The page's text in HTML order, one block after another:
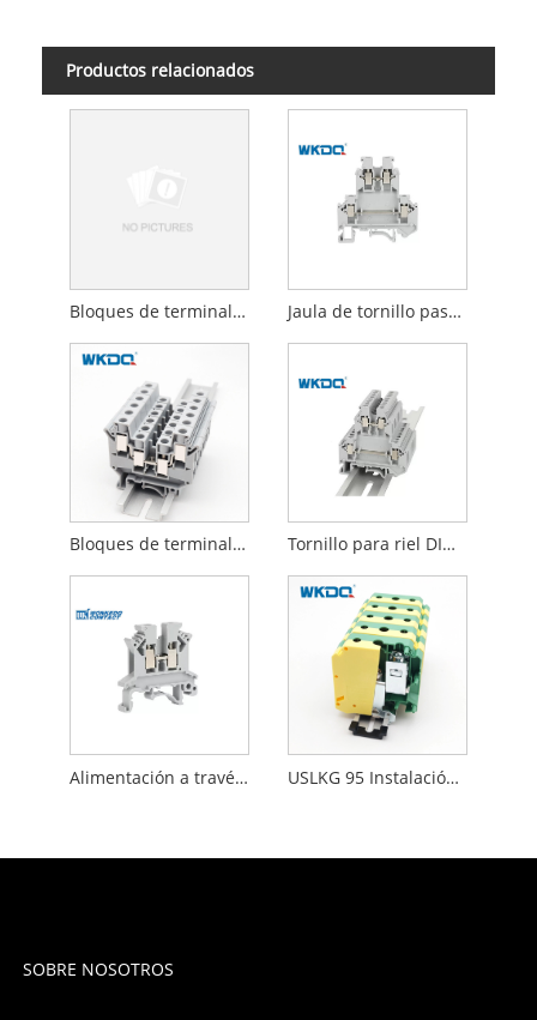
Productos relacionados
Bloques de terminal de fusibles de tornillo modular Contacto 1000V / 232A Jaula de tornillo pasante de alimentación montada en panel de instalación eléctrica de nailon plástico PA66 V0
Bloques de terminales de abrazadera de tornillo de plástico Tipos de riel DIN Fusible JUK 2.5 mm Tornillo para riel DIN Bloque de terminales eléctrico Montaje en panel Jaula de tornillo pasante
Alimentación a través del bloque de terminales de tornillo Plástico Nylon PA66 Instalación Montado en panel USLKG 95 Instalación de riel DIN de bloque de terminales de tierra 95 Mm²
SOBRE NOSOTROS